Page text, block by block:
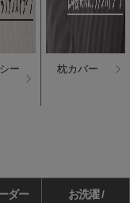
ー
枕カバー
ダー
お洗濯 /